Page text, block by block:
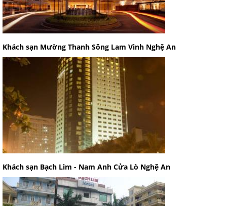
Khách sạn Mường Thanh Sông Lam Vinh Nghệ An
Khách sạn Bạch Lim - Nam Anh Cửa Lò Nghệ An